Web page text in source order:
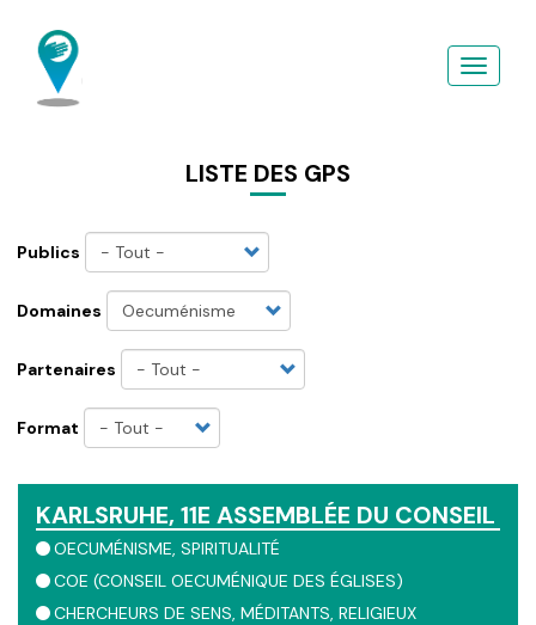
contenu
principal
LISTE DES GPS
Publics
Domaines
Partenaires
Format
KARLSRUHE, 11E ASSEMBLÉE DU CONSEIL
OECUMÉNISME SPIRITUALITÉ
COE (CONSEIL OECUMÉNIQUE DES ÉGLISES)
CHERCHEURS DE SENS MÉDITANTS RELIGIEUX